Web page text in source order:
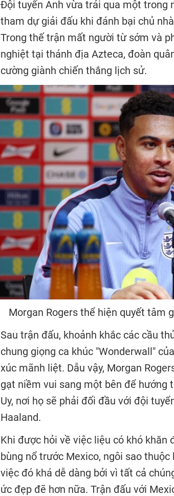
Đội tuyển Anh vừa trải qua một trong
tham dự giải đấu khi đánh bại chủ
Trong thế trận mất người từ sớm và
nghiệt tại thánh địa Azteca, đoàn
cường giành chiến thắng lịch sử.
Morgan Rogers thể hiện quyết tâm
Sau trận đấu, khoảnh khắc các cầu
chung giọng ca khúc "Wonderwall"
xúc mãnh liệt. Dẫu vậy, Morgan
gạt niềm vui sang một bên để
Uy, nơi họ sẽ phải đối đầu với đội
Haaland.
Khi được hỏi về việc liệu có khó
bùng nổ trước Mexico, ngôi sao
việc đó khá dễ dàng bởi vì tất cả
ức đẹp đẽ hơn nữa. Trận đấu với